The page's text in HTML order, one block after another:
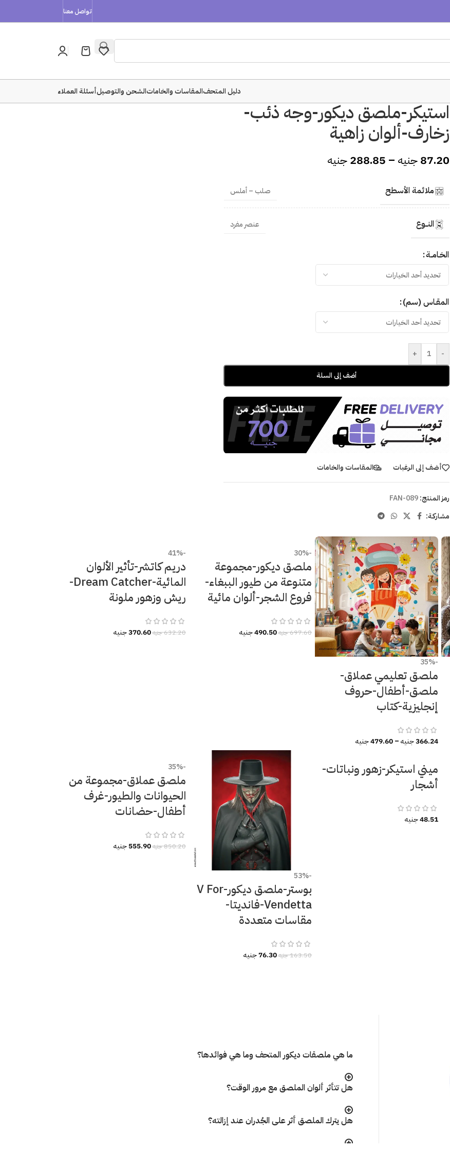
تواصل معنا
دليل المتحفالمقاسات والخاماتالشحن والتوصيلأسئلة العملاء
استيكر-ملصق ديكور-وجه ذئب-
زخارف-ألوان زاهية
87.20جنيه –
288.85جنيه
ملائمة الأسطح صلب – أملس
النــوع عنصر مفرد
الخـامــة
المقـاس (سم)
-
+
أضف إلى السلة
أضف إلى الرغبات المقاسات والخامات
رمز المنتج:FAN-089
مشاركـة:
-35%
ملصق تعليمي عملاق-
ملصق-أطفال-حروف
إنجليزية-كتاب
366.24جنيه–
479.60جنيه
-30%
ملصق ديكور-مجموعة
متنوعة من طيور الببغاء-
فروع الشجر-ألوان مائية
697.60جنيه490.50جنيه
-41%
دريم كاتشر-تأثير الألوان
المائية-Dream Catcher-
ريش وزهور ملونة
632.20جنيه370.60جنيه
ميني استيكر-زهور ونباتات-
أشجار
48.51جنيه
-53%
بوستر-ملصق ديكور-V For
Vendetta-فانديتا-
مقاسات متعددة
163.50جنيه76.30جنيه
-35%
ملصق عملاق-مجموعة من
الحيوانات والطيور-غرف
أطفال-حضانات
850.20جنيه555.90 جنيه
ما هي ملصقات ديكور المتحف وما هي فوائدها؟
هل تتأثر ألوان الملصق مع مرور الوقت؟
هل يترك الملصق أثر على الجُدران عند إزالته؟